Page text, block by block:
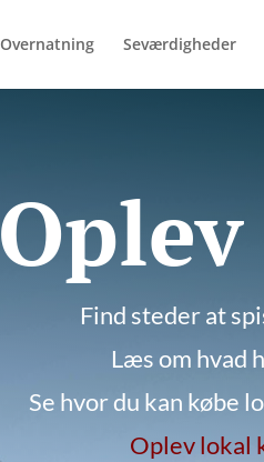
Overnatning Seværdigheder
Find steder at
Læs om hvad
Se hvor du kan købe
Oplev lokal